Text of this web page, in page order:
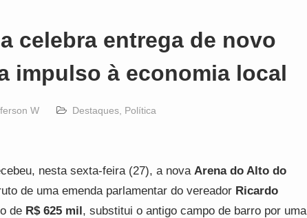
celebra entrega de novo
impulso à economia local
W Destaques Política
nesta sexta-feira (27), a nova Arena do Alto do
de uma emenda parlamentar do vereador Ricardo
de R$ 625 mil, substitui o antigo campo de barro por uma